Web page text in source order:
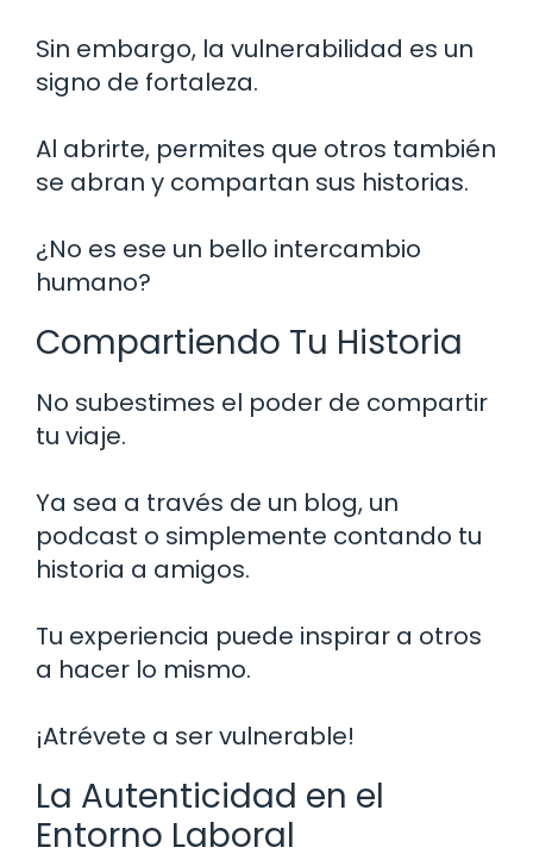
Sin embargo, la vulnerabilidad es un
signo de fortaleza.
Al abrirte, permites que otros también
se abran y compartan sus historias.
¿No es ese un bello intercambio
humano?
Compartiendo Tu Historia
No subestimes el poder de compartir
tu viaje.
Ya sea a través de un blog, un
podcast o simplemente contando tu
historia a amigos.
Tu experiencia puede inspirar a otros
a hacer lo mismo.
¡Atrévete a ser vulnerable!
La Autenticidad en el
Entorno Laboral